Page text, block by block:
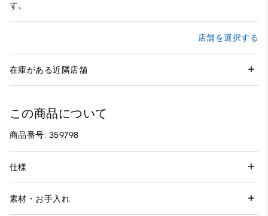
す。
店舗を選択する
在庫がある近隣店舗
この商品について
商品番号: 359798
仕様
素材・お手入れ